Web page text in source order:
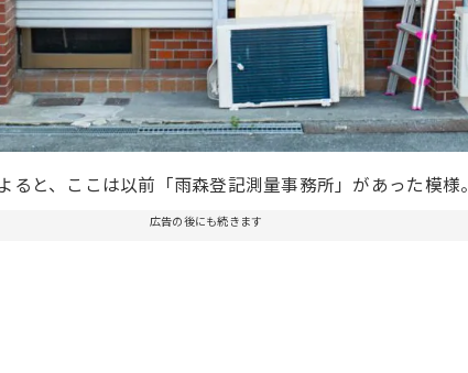
ると、ここは以前「雨森登記測量事務所」があった模様。
広告の後にも続きます